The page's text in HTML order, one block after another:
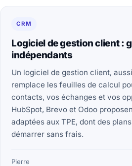
CRM
Logiciel de gestion client :
indépendants
Un logiciel de gestion client,
remplace les feuilles de calcul
contacts, vos échanges et vos
HubSpot, Brevo et Odoo
adaptées aux TPE, dont des
démarrer sans frais.
Pierre